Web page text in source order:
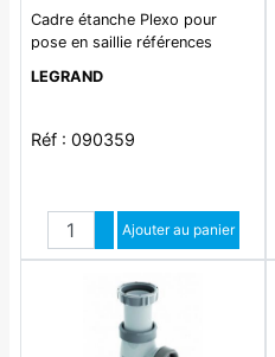
Cadre étanche Plexo pour
pose en saillie références
LEGRAND
Réf : 090359
Quantité
Augmenter quantité
Diminuer quantité
Ajouter au panier